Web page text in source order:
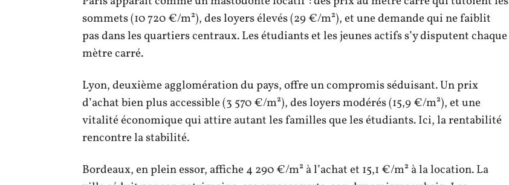
sommets (10 720 €/m²), des loyers élevés (29 €/m²), et une demande qui ne faiblit
pas dans les quartiers centraux. Les étudiants et les jeunes actifs s’y disputent chaque
mètre carré.
Lyon, deuxième agglomération du pays, offre un compromis séduisant. Un prix
d’achat bien plus accessible (3 570 €/m²), des loyers modérés (15,9 €/m²), et une
vitalité économique qui attire autant les familles que les étudiants. Ici, la rentabilité
rencontre la stabilité.
Bordeaux, en plein essor, affiche 4 290 €/m² à l’achat et 15,1 €/m² à la location. La